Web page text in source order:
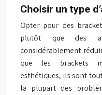
Choisir un type
Opter pour des
plutôt que des
considérablement
que les brackets
esthétiques, ils sont
la plupart des